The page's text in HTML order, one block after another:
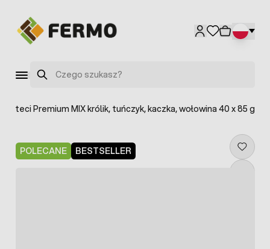
Szukaj
Premium MIX królik, tuńczyk, kaczka, wołowina 40 x 85 g
POLECANE BESTSELLER